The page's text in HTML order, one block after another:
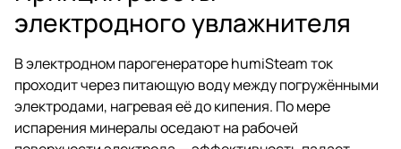
электродного увлажнителя
В электродном парогенераторе humiSteam ток
проходит через питающую воду между погружёнными
электродами, нагревая её до кипения. По мере
испарения минералы оседают на рабочей